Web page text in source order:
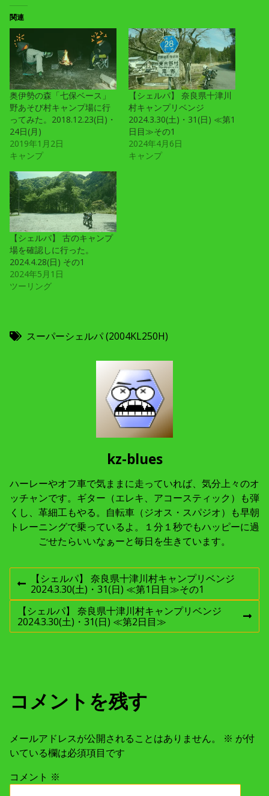
関連
奥伊勢の森「七保ベース」
野あそび村キャンプ場に行
ってみた。2018.12.23(日)・
24日(月)
2019年1月2日
キャンプ
【シェルパ】 奈良県十津川
村キャンプリベンジ
2024.3.30(土)・31(日) ≪第1
日目≫その1
2024年4月6日
キャンプ
【シェルパ】 古のキャンプ
場を確認しに行った。
2024.4.28(日) その1
2024年5月1日
ツーリング
スーパーシェルパ (2004KL250H)
kz-blues
ハーレーやオフ車で気ままに走っていれば、気分上々のオ
ッチャンです。ギター（エレキ、アコースティック）も弾
くし、革細工もやる。自転車（ジオス・スパジオ）も早朝
トレーニングで乗っているよ。１分１秒でもハッピーに過
ごせたらいいなぁーと毎日を生きています。
投
稿
ナ
ゲ
シ
ョ
前
の
投
稿
:
【シェルパ】 奈良県十津川村キャンプリベンジ
2024.3.30(土)・31(日) ≪第1日目≫その1
次
の
【シェルパ】 奈良県十津川村キャンプリベンジ
2024.3.30(土)・31(日) ≪第2日目≫
コメントを残す
メールアドレスが公開されることはありません。 ※ が付
いている欄は必須項目です
コメント ※